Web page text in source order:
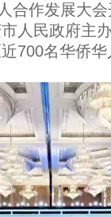
合作发展大
人民政府主
700名华侨